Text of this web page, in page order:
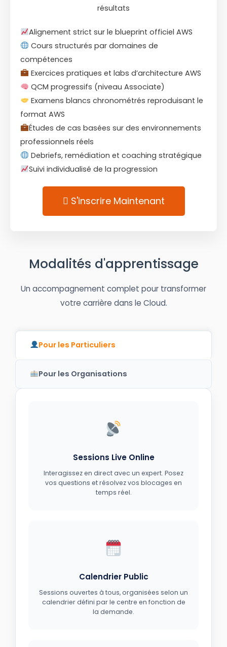
résultats
Alignement strict sur le blueprint officiel AWS
Cours structurés par domaines de
compétences
Exercices pratiques et labs d’architecture AWS
QCM progressifs (niveau Associate)
Examens blancs chronométrés reproduisant le
format AWS
Études de cas basées sur des environnements
professionnels réels
Debriefs, remédiation et coaching stratégique
Suivi individualisé de la progression
S'inscrire Maintenant
Modalités d'apprentissage
Un accompagnement complet pour transformer
votre carrière dans le Cloud.
Pour les Particuliers
Pour les Organisations
Sessions Live Online
Interagissez en direct avec un expert. Posez
vos questions et résolvez vos blocages en
temps réel.
Calendrier Public
Sessions ouvertes à tous, organisées selon un
calendrier défini par le centre en fonction de
la demande.